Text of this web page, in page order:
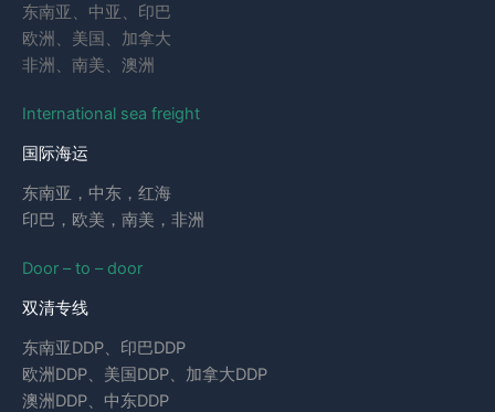
东南亚、中亚、印巴
欧洲、美国、加拿大
非洲、南美、澳洲
International sea freight
国际海运
东南亚，中东，红海
印巴，欧美，南美，非洲
Door – to – door
双清专线
东南亚DDP、印巴DDP
欧洲DDP、美国DDP、加拿大DDP
澳洲DDP、中东DDP